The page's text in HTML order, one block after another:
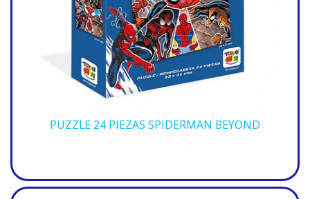
PUZZLE 24 PIEZAS SPIDERMAN BEYOND